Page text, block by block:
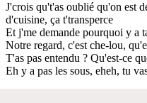
J'crois qu't'as oublié qu'on est
d'cuisine, ça t'transperce
Et j'me demande pourquoi y a
Notre regard, c'est che-lou,
T'as pas entendu ? Qu'est-ce
Eh y a pas les sous, eheh, tu